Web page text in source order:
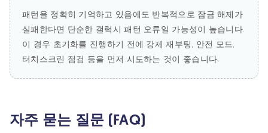
패턴을 정확히 기억하고 있음에도 반복적으로 잠금 해제가
실패한다면 단순한 갤럭시 패턴 오류일 가능성이 높습니다.
이 경우 초기화를 진행하기 전에 강제 재부팅, 안전 모드,
터치스크린 점검 등을 먼저 시도하는 것이 좋습니다.
자주 묻는 질문 (FAQ)